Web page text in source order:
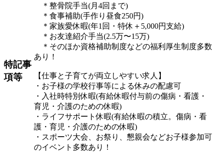
特記事
項等
＊整骨院手当(月4回まで)
＊食事補助(手作り昼食250円)
＊家族愛休暇(年1回・特休＋5,000円支給)
＊お友達紹介手当(2.5万〜15万)
＊そのほか資格補助制度などの福利厚生制度多数
あり！
【仕事と子育てが両立しやすい求人】
・お子様の学校行事等による休みの配慮可
・入社時特別休暇(有給休暇付与前の傷病・看護・
育児・介護のための休暇)
・ライフサポート休暇(有給休暇の積立。傷病・看
護・育児・介護のための休暇)
・スポーツ大会、お祭り、懇親会などお子様参加可
のイベント多数あり！